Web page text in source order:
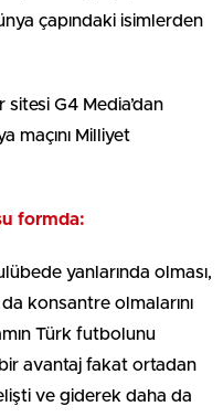
çapındaki isimlerden
sitesi G4 Media’dan
maçını Milliyet
formda:
yanlarında olması,
konsantre olmalarını
Türk futbolunu
bir avantaj fakat ortadan
ve giderek daha da